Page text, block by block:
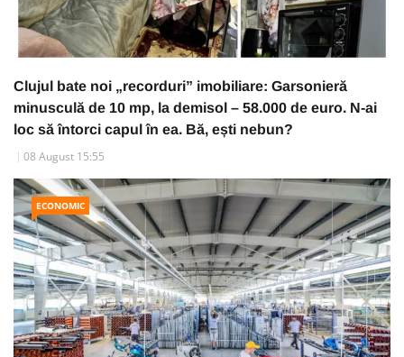
Clujul bate noi „recorduri” imobiliare: Garsonieră
minusculă de 10 mp, la demisol – 58.000 de euro. N-ai
loc să întorci capul în ea. Bă, ești nebun?
08 August 15:55
ECONOMIC